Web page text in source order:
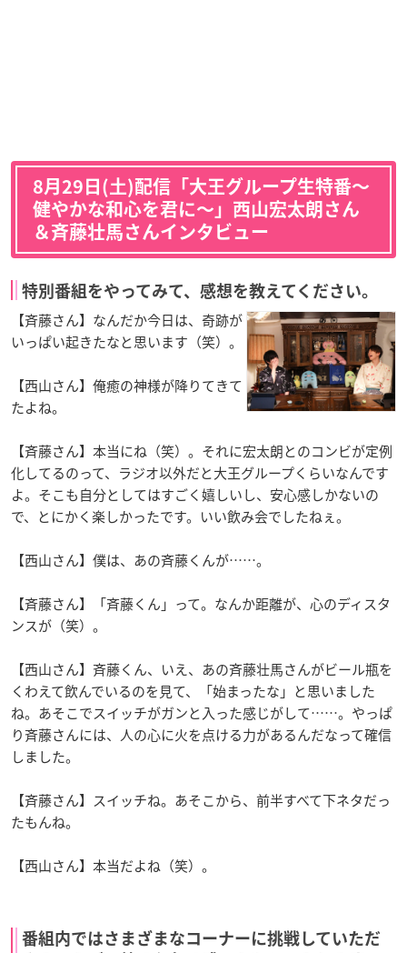
8月29日(土)配信「大王グループ生特番〜
健やかな和心を君に〜」西山宏太朗さん
＆斉藤壮馬さんインタビュー
特別番組をやってみて、感想を教えてください。
【斉藤さん】なんだか今日は、奇跡が
いっぱい起きたなと思います（笑）。
【西山さん】俺癒の神様が降りてきて
たよね。
【斉藤さん】本当にね（笑）。それに宏太朗とのコンビが定例
化してるのって、ラジオ以外だと大王グループくらいなんです
よ。そこも自分としてはすごく嬉しいし、安心感しかないの
で、とにかく楽しかったです。いい飲み会でしたねぇ。
【西山さん】僕は、あの斉藤くんが……。
【斉藤さん】「斉藤くん」って。なんか距離が、心のディスタ
ンスが（笑）。
【西山さん】斉藤くん、いえ、あの斉藤壮馬さんがビール瓶を
くわえて飲んでいるのを見て、「始まったな」と思いました
ね。あそこでスイッチがガンと入った感じがして……。やっぱ
り斉藤さんには、人の心に火を点ける力があるんだなって確信
しました。
【斉藤さん】スイッチね。あそこから、前半すべて下ネタだっ
たもんね。
【西山さん】本当だよね（笑）。
番組内ではさまざまなコーナーに挑戦していただ